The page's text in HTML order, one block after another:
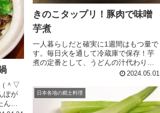
きのこタップリ！豚肉で味噌
芋煮
一人暮らしだと確実に1週間はもつ量で
す。毎日火を通して冷蔵庫で保存！芋
煮の定番として、うどんの汁代わりに
使ったり、カレールーをいれて和風カ
（楽天レシピ） 1時間以上 1,000円前後
材料里芋豚肉こんにゃ...
2024.05.01
＾▽
ぽが
ぽ
日本各地の郷土料理